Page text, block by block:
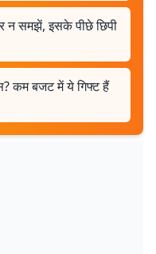
न समझें, इसके पीछे छिपी
कम बजट में ये गिफ्ट हैं